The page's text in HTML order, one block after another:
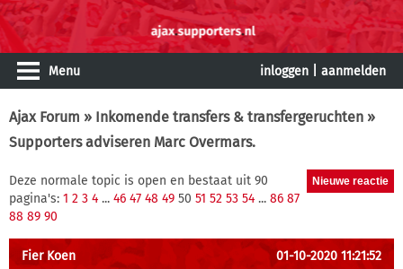
Menu inloggen aanmelden
Ajax Forum » Inkomende transfers & transfergeruchten »
Supporters adviseren Marc Overmars.
Deze normale topic is open en bestaat uit 90
pagina's: 1 2 3 4 ... 46 47 48 49 50 51 52 53 54 ... 86 87
88 89 90
Fier Koen 01-10-2020 11:21:52